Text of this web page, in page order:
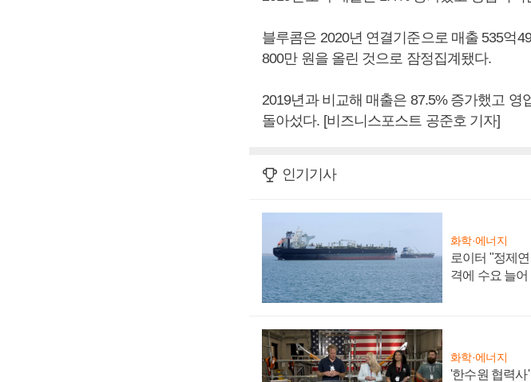
블루콤은 2020년 연결기준으로 매출 535억
800만 원을 올린 것으로 잠정집계됐다.
2019년과 비교해 매출은 87.5% 증가했고
돌아섰다. [비즈니스포스트 공준호 기자]
인기기사
화학·에너지
로이터 "정제
격에 수요 늘어
화학·에너지
'한수원 협력사